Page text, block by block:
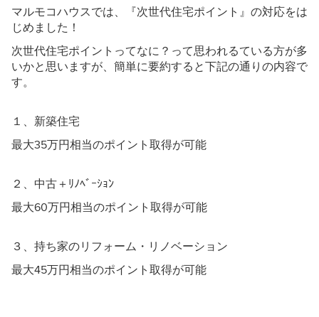
マルモコハウスでは、『次世代住宅ポイント』の対応をは
じめました！
次世代住宅ポイントってなに？って思われるている方が多
いかと思いますが、簡単に要約すると下記の通りの内容で
す。
１、新築住宅
最大35万円相当のポイント取得が可能
２、中古＋ﾘﾉﾍﾞｰｼｮﾝ
最大60万円相当のポイント取得が可能
３、持ち家のリフォーム・リノベーション
最大45万円相当のポイント取得が可能